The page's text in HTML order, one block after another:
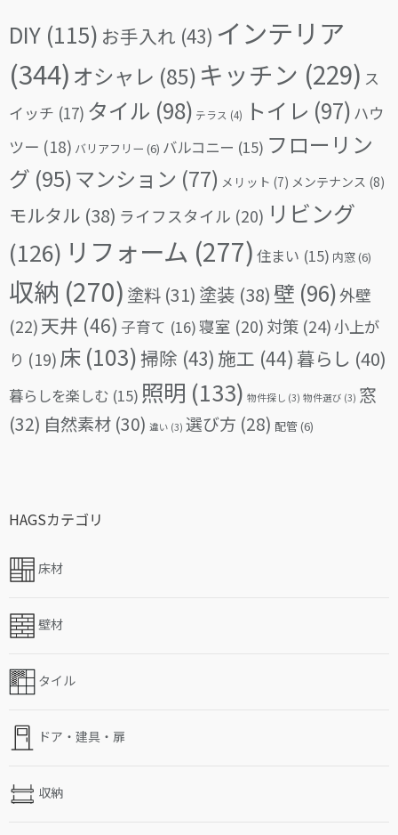
DIY (115) お手入れ (43) インテリア
(344) オシャレ (85) キッチン (229) ス
イッチ (17) タイル (98) テラス (4) トイレ (97) ハウ
ツー (18) バリアフリー (6) バルコニー (15) フローリン
グ (95)マンション (77) メリット (7) メンテナンス (8)
モルタル (38) ライフスタイル (20) リビング
(126) リフォーム (277) 住まい (15) 内窓(6)
収納 (270) 塗料 (31) 塗装 (38) 壁 (96)外壁
(22)天井 (46) 子育て (16)寝室 (20) 対策 (24)小上が
り (19) 床 (103)掃除 (43) 施工 (44) 暮らし (40)
暮らしを楽しむ (15) 照明 (133) 物件探し (3) 物件選び (3) 窓
(32) 自然素材 (30) 違い (3) 選び方 (28) 配管(6)
HAGSカテゴリ
床材
壁材
タイル
ドア・建具・扉
収納